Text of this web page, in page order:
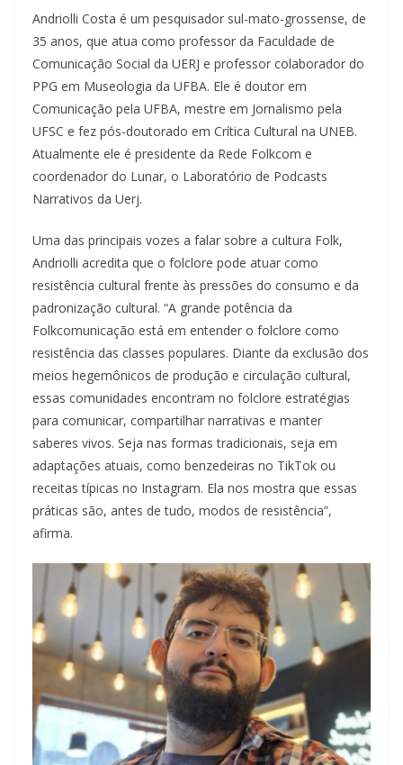
Andriolli Costa é um pesquisador sul-mato-grossense, de
35 anos, que atua como professor da Faculdade de
Comunicação Social da UERJ e professor colaborador do
PPG em Museologia da UFBA. Ele é doutor em
Comunicação pela UFBA, mestre em Jornalismo pela
UFSC e fez pós-doutorado em Crítica Cultural na UNEB.
Atualmente ele é presidente da Rede Folkcom e
coordenador do Lunar, o Laboratório de Podcasts
Narrativos da Uerj.
Uma das principais vozes a falar sobre a cultura Folk,
Andriolli acredita que o folclore pode atuar como
resistência cultural frente às pressões do consumo e da
padronização cultural. “A grande potência da
Folkcomunicação está em entender o folclore como
resistência das classes populares. Diante da exclusão dos
meios hegemônicos de produção e circulação cultural,
essas comunidades encontram no folclore estratégias
para comunicar, compartilhar narrativas e manter
saberes vivos. Seja nas formas tradicionais, seja em
adaptações atuais, como benzedeiras no TikTok ou
receitas típicas no Instagram. Ela nos mostra que essas
práticas são, antes de tudo, modos de resistência”,
afirma.